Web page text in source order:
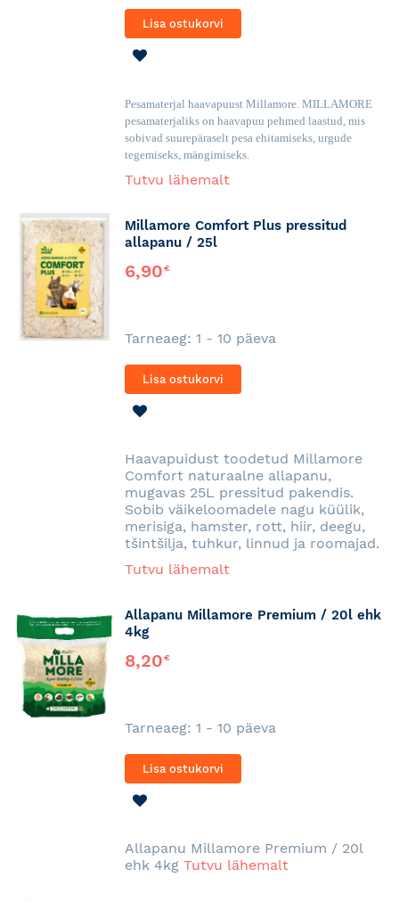
Lisa ostukorvi
Pesamaterjal haavapuust Millamore. MILLAMORE
pesamaterjaliks on haavapuu pehmed laastud, mis
sobivad suurepäraselt pesa ehitamiseks, urgude
tegemiseks, mängimiseks.
Tutvu lähemalt
Millamore Comfort Plus pressitud
allapanu / 25l
6,90€
Tarneaeg: 1 - 10 päeva
Lisa ostukorvi
Haavapuidust toodetud Millamore
Comfort naturaalne allapanu,
mugavas 25L pressitud pakendis.
Sobib väikeloomadele nagu küülik,
merisiga, hamster, rott, hiir, deegu,
tšintšilja, tuhkur, linnud ja roomajad.
Tutvu lähemalt
Allapanu Millamore Premium / 20l ehk
4kg
8,20€
Tarneaeg: 1 - 10 päeva
Lisa ostukorvi
Allapanu Millamore Premium / 20l
ehk 4kg Tutvu lähemalt